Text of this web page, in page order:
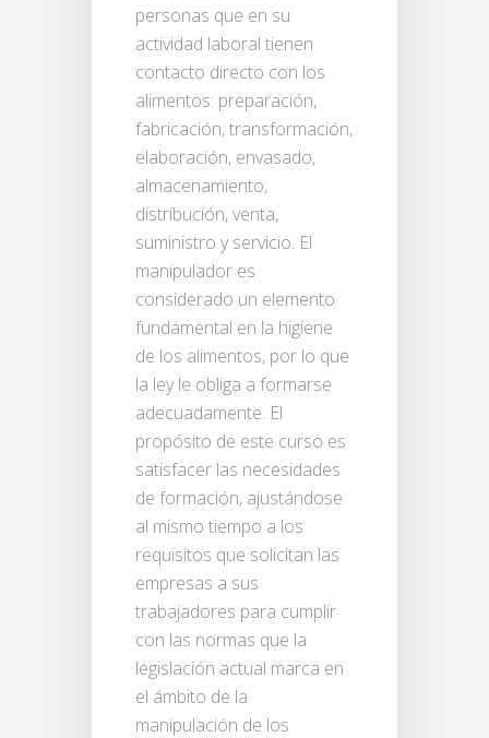
personas que en su
actividad laboral tienen
contacto directo con los
alimentos: preparación,
fabricación, transformación,
elaboración, envasado,
almacenamiento,
distribución, venta,
suministro y servicio. El
manipulador es
considerado un elemento
fundamental en la higiene
de los alimentos, por lo que
la ley le obliga a formarse
adecuadamente. El
propósito de este curso es
satisfacer las necesidades
de formación, ajustándose
al mismo tiempo a los
requisitos que solicitan las
empresas a sus
trabajadores para cumplir
con las normas que la
legislación actual marca en
el ámbito de la
manipulación de los